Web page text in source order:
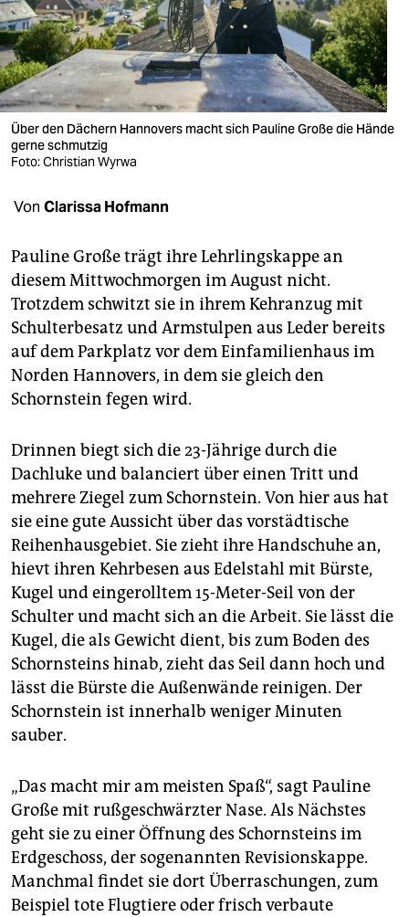
verlag
veranstaltungen
shop
fragen & hilfe
unterstützen
abo
epaper login
Über den Dächern Hannovers macht sich Pauline Große die Hände
gerne schmutzig
Foto: Christian Wyrwa
Von Clarissa Hofmann
Pauline Große trägt ihre Lehrlingskappe an
diesem Mittwochmorgen im August nicht.
Trotzdem schwitzt sie in ihrem Kehranzug mit
Schulterbesatz und Armstulpen aus Leder bereits
auf dem Parkplatz vor dem Einfamilienhaus im
Norden Hannovers, in dem sie gleich den
Schornstein fegen wird.
Drinnen biegt sich die 23-Jährige durch die
Dachluke und balanciert über einen Tritt und
mehrere Ziegel zum Schornstein. Von hier aus hat
sie eine gute Aussicht über das vorstädtische
Reihenhausgebiet. Sie zieht ihre Handschuhe an,
hievt ihren Kehrbesen aus Edelstahl mit Bürste,
Kugel und eingerolltem 15-Meter-Seil von der
Schulter und macht sich an die Arbeit. Sie lässt die
Kugel, die als Gewicht dient, bis zum Boden des
Schornsteins hinab, zieht das Seil dann hoch und
lässt die Bürste die Außenwände reinigen. Der
Schornstein ist innerhalb weniger Minuten
sauber.
„Das macht mir am meisten Spaß“, sagt Pauline
Große mit rußgeschwärzter Nase. Als Nächstes
geht sie zu einer Öffnung des Schornsteins im
Erdgeschoss, der sogenannten Revisionskappe.
Manchmal findet sie dort Überraschungen, zum
Beispiel tote Flugtiere oder frisch verbaute